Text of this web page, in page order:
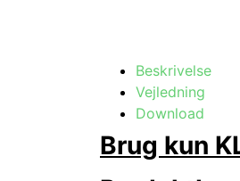
Beskrivelse
Vejledning
Download
Brug kun